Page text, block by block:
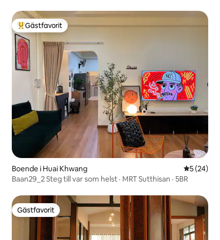
Populär gästfavorit
Gästfavorit
Boende i Huai Khwang 5 av 5 i
5 (24)
Baan29_2 Steg till var som helst · MRT Sutthisan · 5BR
Gästfavorit
Gästfavorit